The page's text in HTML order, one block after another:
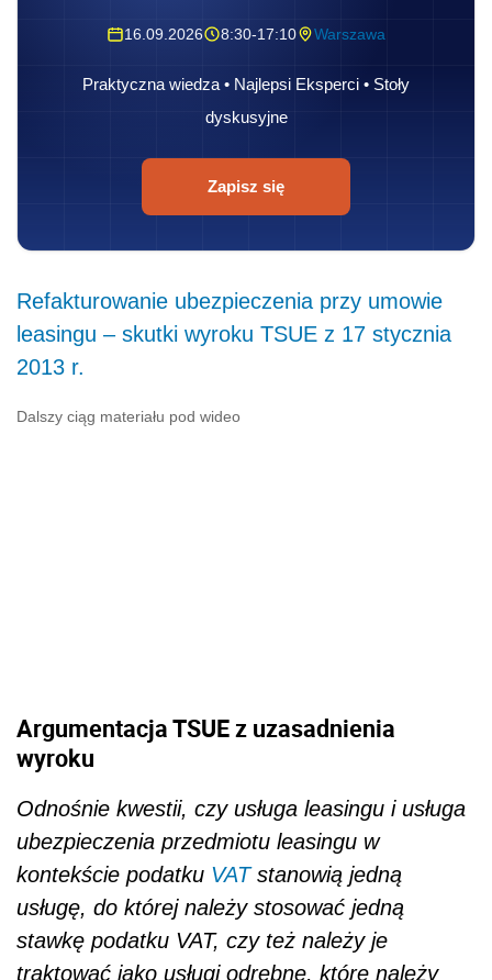
16.09.2026 8:30-17:10 Warszawa
Praktyczna wiedza • Najlepsi Eksperci • Stoły
dyskusyjne
Zapisz się
Refakturowanie ubezpieczenia przy umowie
leasingu – skutki wyroku TSUE z 17 stycznia
2013 r.
Dalszy ciąg materiału pod wideo
Argumentacja TSUE z uzasadnienia
wyroku
Odnośnie kwestii, czy usługa leasingu i usługa
ubezpieczenia przedmiotu leasingu w
kontekście podatku VATstanowią jedną
usługę, do której należy stosować jedną
stawkę podatku VAT, czy też należy je
traktować jako usługi odrębne, które należy